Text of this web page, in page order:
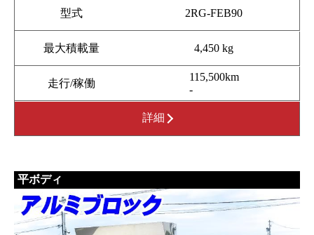
型式 2RG-FEB90
最大積載量 4,450 kg
走行/稼働
115,500km
-
詳細
平ボディ